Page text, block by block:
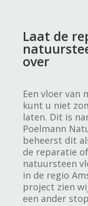
Laat de
over
Een vloer van
kunt u niet
laten. Dit is
Poelmann
beheerst dit
de reparatie
natuursteen
in de regio
project zien
een ander